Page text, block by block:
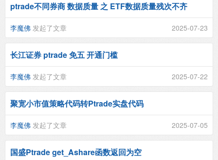
ptrade不同券商 数据质量 之 ETF数据质量残次不齐
李魔佛 发起了文章 2025-07-23
长江证券 ptrade 免五 开通门槛
李魔佛 发起了文章 2025-07-22
聚宽小市值策略代码转Ptrade实盘代码
李魔佛 发起了文章 2025-07-05
国盛Ptrade get_Ashare函数返回为空